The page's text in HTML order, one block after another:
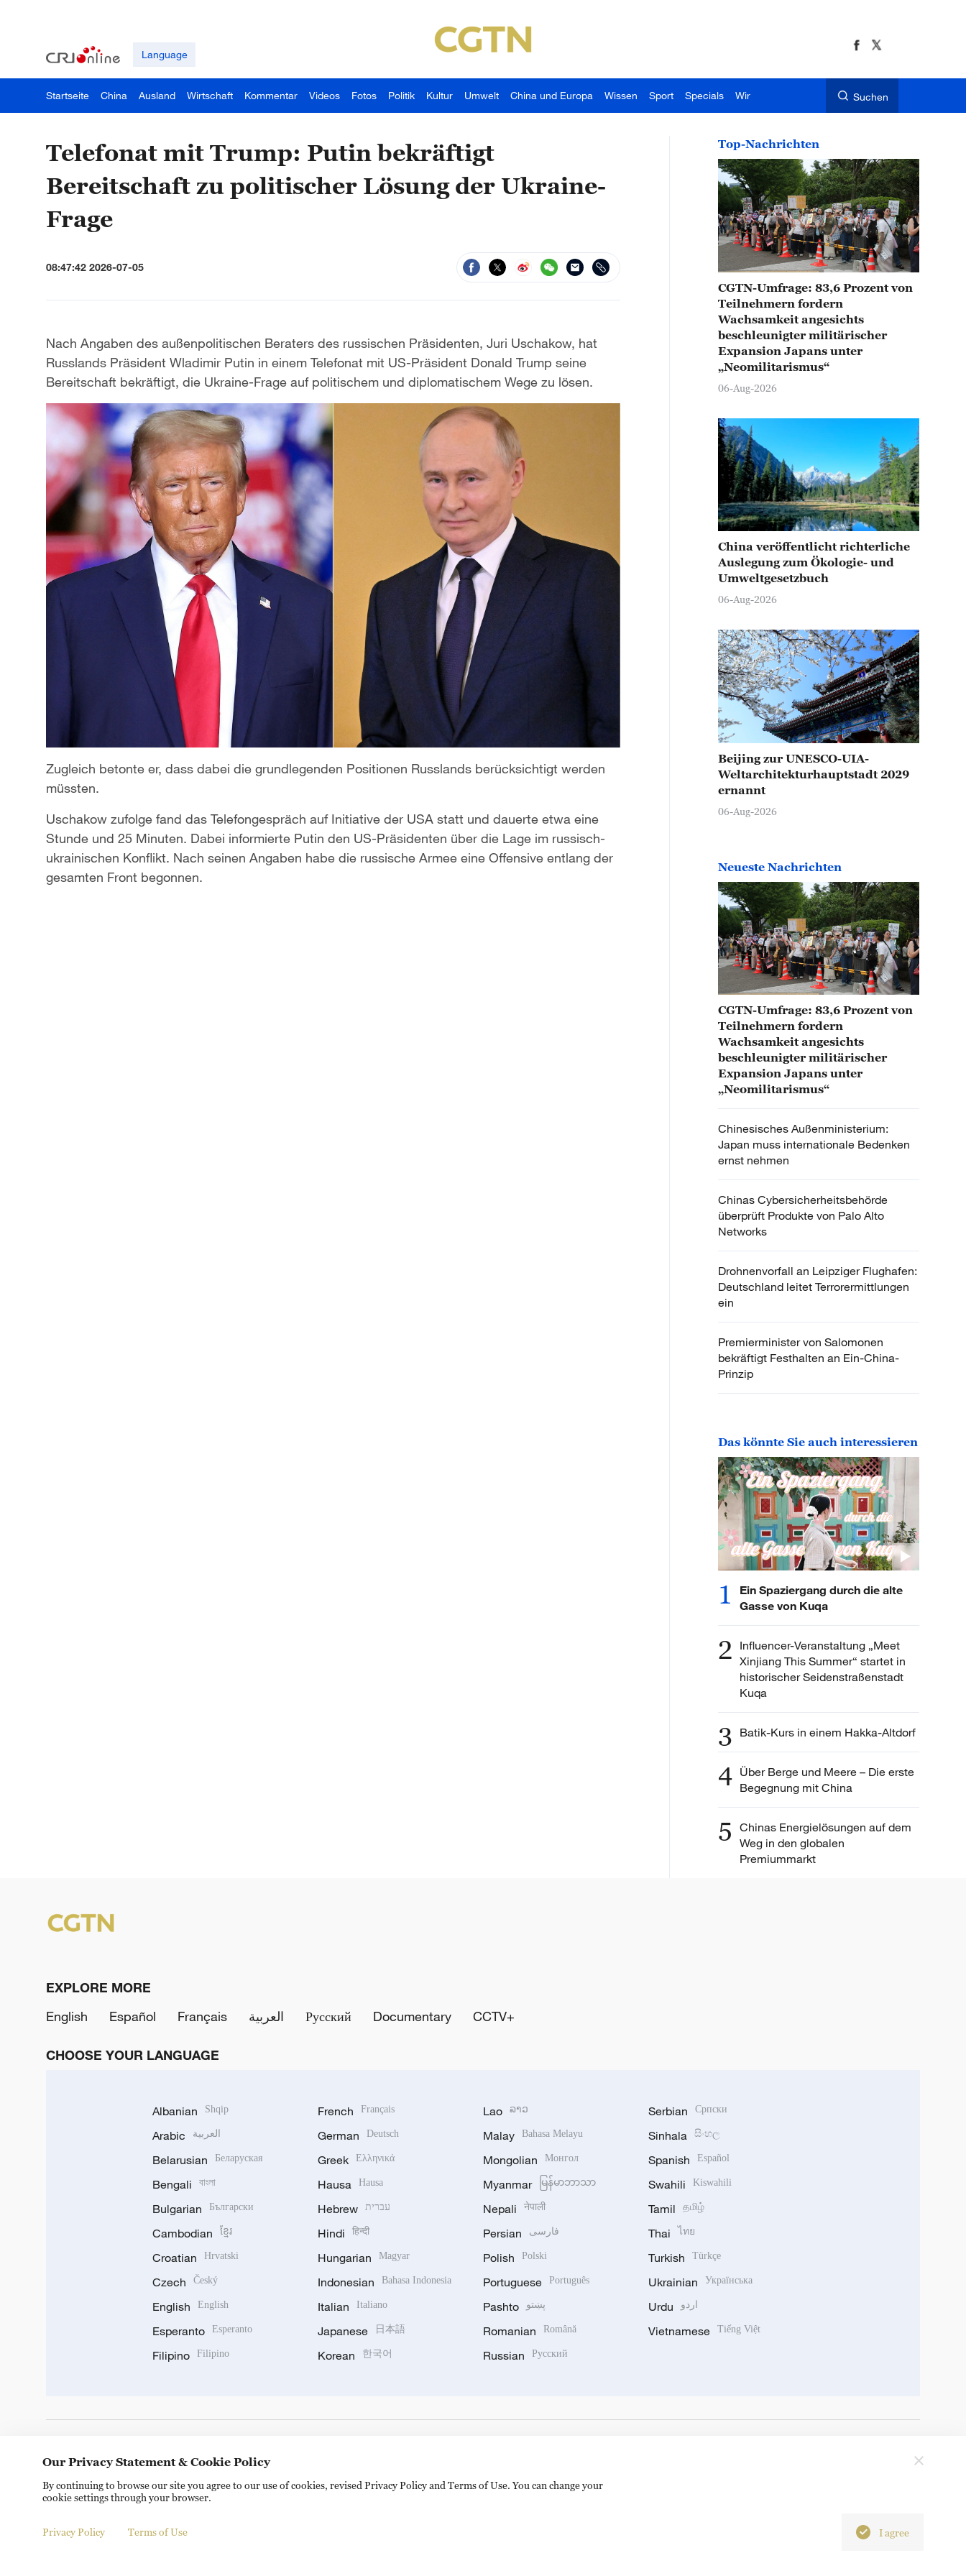
Language
Startseite China Ausland Wirtschaft Kommentar Videos Fotos Politik Kultur Umwelt China und Europa Wissen Sport Specials Wir Suchen
Telefonat mit Trump: Putin bekräftigt
Bereitschaft zu politischer Lösung der Ukraine-
Frage
08:47:42 2026-07-05
Nach Angaben des außenpolitischen Beraters des russischen Präsidenten, Juri Uschakow, hat
Russlands Präsident Wladimir Putin in einem Telefonat mit US-Präsident Donald Trump seine
Bereitschaft bekräftigt, die Ukraine-Frage auf politischem und diplomatischem Wege zu lösen.
Zugleich betonte er, dass dabei die grundlegenden Positionen Russlands berücksichtigt werden
müssten.
Uschakow zufolge fand das Telefongespräch auf Initiative der USA statt und dauerte etwa eine
Stunde und 25 Minuten. Dabei informierte Putin den US-Präsidenten über die Lage im russisch-
ukrainischen Konflikt. Nach seinen Angaben habe die russische Armee eine Offensive entlang der
gesamten Front begonnen.
Top-Nachrichten
CGTN-Umfrage: 83,6 Prozent von
Teilnehmern fordern
Wachsamkeit angesichts
beschleunigter militärischer
Expansion Japans unter
„Neomilitarismus“
06-Aug-2026
China veröffentlicht richterliche
Auslegung zum Ökologie- und
Umweltgesetzbuch
06-Aug-2026
Beijing zur UNESCO-UIA-
Weltarchitekturhauptstadt 2029
ernannt
06-Aug-2026
Neueste Nachrichten
CGTN-Umfrage: 83,6 Prozent von
Teilnehmern fordern
Wachsamkeit angesichts
beschleunigter militärischer
Expansion Japans unter
„Neomilitarismus“
Chinesisches Außenministerium:
Japan muss internationale Bedenken
ernst nehmen
Chinas Cybersicherheitsbehörde
überprüft Produkte von Palo Alto
Networks
Drohnenvorfall an Leipziger Flughafen:
Deutschland leitet Terrorermittlungen
ein
Premierminister von Salomonen
bekräftigt Festhalten an Ein-China-
Prinzip
Das könnte Sie auch interessieren
1
Ein Spaziergang durch die alte
Gasse von Kuqa
2 Influencer-Veranstaltung „Meet
Xinjiang This Summer“ startet in
historischer Seidenstraßenstadt
Kuqa
3 Batik-Kurs in einem Hakka-Altdorf
4 Über Berge und Meere – Die erste
Begegnung mit China
5 Chinas Energielösungen auf dem
Weg in den globalen
Premiummarkt
EXPLORE MORE
English
Español Français العربية Русский Documentary CCTV+
CHOOSE YOUR LANGUAGE
Albanian Shqip
Arabic العربية
Belarusian Беларуская
Bengali বাংলা
Bulgarian Български
Cambodian ខ្មែរ
Croatian Hrvatski
Czech Český
English English
Esperanto Esperanto
Filipino Filipino
French Français
German Deutsch
Greek Ελληνικά
Hausa Hausa
Hebrew עברית
Hindi हिन्दी
Hungarian Magyar
Indonesian Bahasa Indonesia
Italian Italiano
Japanese 日本語
Korean 한국어
Lao ລາວ
Malay Bahasa Melayu
Mongolian Монгол
Myanmar မြန်မာဘာသာ
Nepali नेपाली
Persian فارسی
Polish Polski
Portuguese Português
Pashto پښتو
Romanian Română
Russian Русский
Serbian Српски
Sinhala සිංහල
Spanish Español
Swahili Kiswahili
Tamil தமிழ்
Thai ไทย
Turkish Türkçe
Ukrainian Українська
Urdu اردو
Vietnamese Tiếng Việt
© China Radio International.CRI. All Rights Reserved. 16A Shijingshan Road, Beijing, China. 100040
Our Privacy Statement & Cookie Policy
By continuing to browse our site you agree to our use of cookies, revised Privacy Policy and Terms of Use. You can change your
cookie settings through your browser.
Privacy Policy Terms of Use I agree